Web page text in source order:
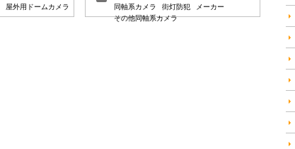
屋外用ドームカメラ
同軸系カメラ
街灯防犯
メーカー
その他同軸系カメラ